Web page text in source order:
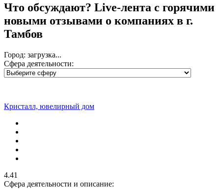
Что обсуждают? Live-лента с горячими
новыми отзывами о компаниях в г.
Тамбов
Город: загрузка...
Сфера деятельности:
Кристалл, ювелирный дом
4.41
Сфера деятельности и описание: